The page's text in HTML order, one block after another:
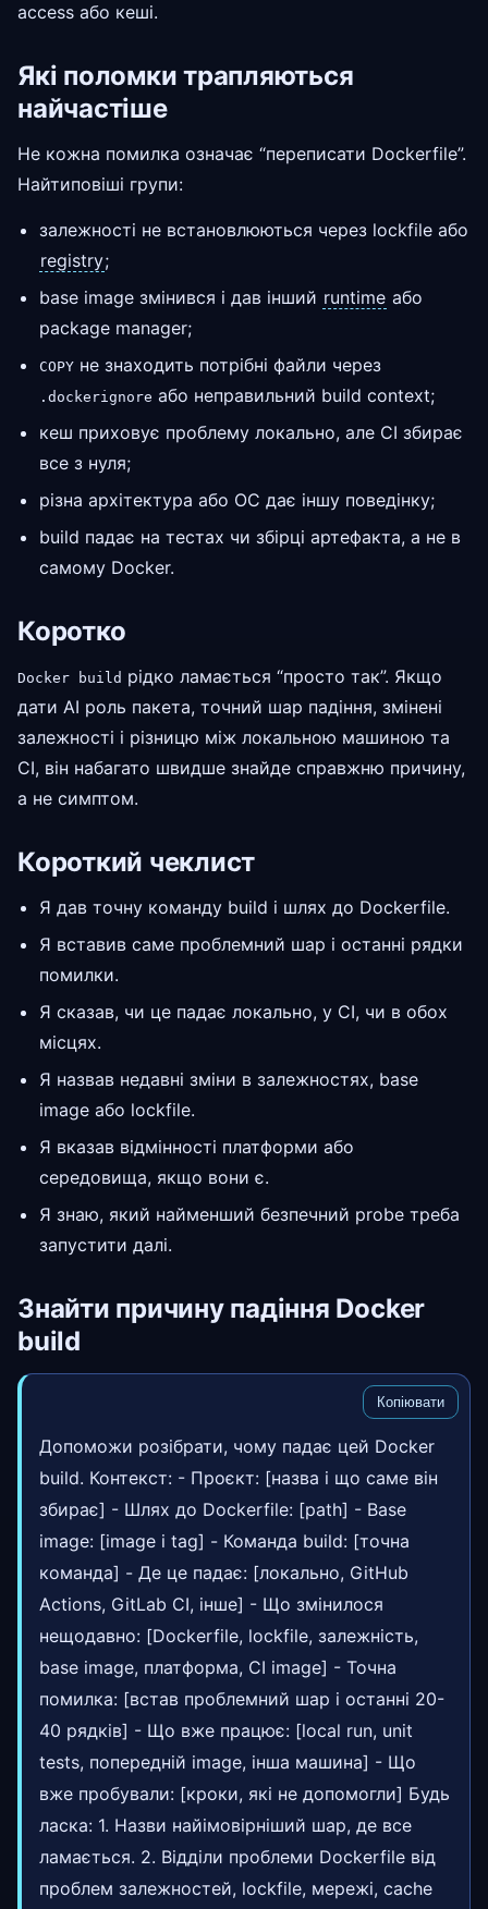
access або кеші.
Які поломки трапляються
найчастіше
Не кожна помилка означає “переписати Dockerfile”.
Найтиповіші групи:
залежності не встановлюються через lockfile або
registry;
base image змінився і дав інший runtime або
package manager;
COPY не знаходить потрібні файли через
.dockerignore або неправильний build context;
кеш приховує проблему локально, але CI збирає
все з нуля;
різна архітектура або ОС дає іншу поведінку;
build падає на тестах чи збірці артефакта, а не в
самому Docker.
Коротко
Docker build рідко ламається “просто так”. Якщо
дати AI роль пакета, точний шар падіння, змінені
залежності і різницю між локальною машиною та
CI, він набагато швидше знайде справжню причину,
а не симптом.
Короткий чеклист
Я дав точну команду build і шлях до Dockerfile.
Я вставив саме проблемний шар і останні рядки
помилки.
Я сказав, чи це падає локально, у CI, чи в обох
місцях.
Я назвав недавні зміни в залежностях, base
image або lockfile.
Я вказав відмінності платформи або
середовища, якщо вони є.
Я знаю, який найменший безпечний probe треба
запустити далі.
Знайти причину падіння Docker
build
Копіювати
Допоможи розібрати, чому падає цей Docker
build. Контекст: - Проєкт: [назва і що саме він
збирає] - Шлях до Dockerfile: [path] - Base
image: [image і tag] - Команда build: [точна
команда] - Де це падає: [локально, GitHub
Actions, GitLab CI, інше] - Що змінилося
нещодавно: [Dockerfile, lockfile, залежність,
base image, платформа, CI image] - Точна
помилка: [встав проблемний шар і останні 20-
40 рядків] - Що вже працює: [local run, unit
tests, попередній image, інша машина] - Що
вже пробували: [кроки, які не допомогли] Будь
ласка: 1. Назви найімовірніший шар, де все
ламається. 2. Відділи проблеми Dockerfile від
проблем залежностей, lockfile, мережі, cache